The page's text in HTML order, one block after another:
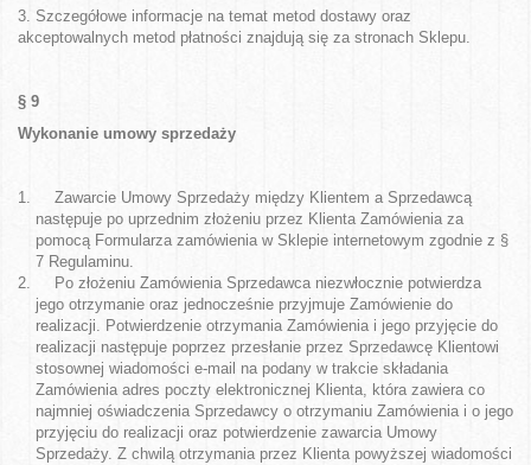
3. Szczegółowe informacje na temat metod dostawy oraz
akceptowalnych metod płatności znajdują się za stronach Sklepu.
§ 9
Wykonanie umowy sprzedaży
Zawarcie Umowy Sprzedaży między Klientem a Sprzedawcą
następuje po uprzednim złożeniu przez Klienta Zamówienia za
pomocą Formularza zamówienia w Sklepie internetowym zgodnie z §
7 Regulaminu.
Po złożeniu Zamówienia Sprzedawca niezwłocznie potwierdza
jego otrzymanie oraz jednocześnie przyjmuje Zamówienie do
realizacji. Potwierdzenie otrzymania Zamówienia i jego przyjęcie do
realizacji następuje poprzez przesłanie przez Sprzedawcę Klientowi
stosownej wiadomości e-mail na podany w trakcie składania
Zamówienia adres poczty elektronicznej Klienta, która zawiera co
najmniej oświadczenia Sprzedawcy o otrzymaniu Zamówienia i o jego
przyjęciu do realizacji oraz potwierdzenie zawarcia Umowy
Sprzedaży. Z chwilą otrzymania przez Klienta powyższej wiadomości